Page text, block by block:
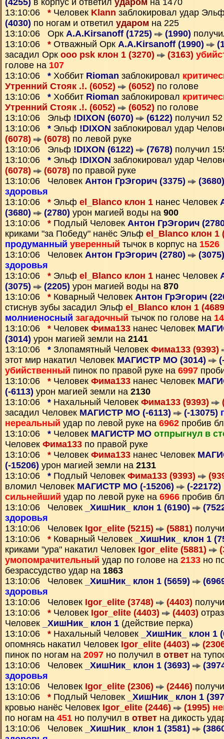
(4255) в корпус и ответил ударом на 1470
13:10:06 * Человек Klann заблокировал удар
(4030) по ногам и ответил ударом на 225
13:10:06 Орк A.A.Kirsanoff (1725) (1990)
13:10:06 * Отважный Орк A.A.Kirsanoff (1990)
засадил Орк ooo psk клон 1 (3270) (3163)
голове на 107
13:10:06 * Хоббит Rioman заблокировал
Утренний Стояк .!. (6052)
(6052) по голове
13:10:06 * Хоббит Rioman заблокировал
Утренний Стояк .!. (6052)
(6052) по голове
13:10:06 Эльф !DIXON (6070) (6122) получил
13:10:06 * Эльф !DIXON заблокировал удар
(6078)
(6078) по левой руке
13:10:06 Эльф !DIXON (6122) (7678) получил
13:10:06 * Эльф !DIXON заблокировал удар
(6078)
(6078) по правой руке
13:10:06 Человек Антон ГрЭгорич (3375)
(3680)
здоровья
13:10:06 * Эльф el_Blanco клон 1 нанес Человек
(3680)
(2780) урон магией воды на 900
13:10:06 * Подлый Человек Антон ГрЭгорич
криками "за Победу" нанёс Эльф el_Blanco клон 1
продуманный уверенный тычок в корпус на 1526
13:10:06 Человек Антон ГрЭгорич (2780)
(3075)
здоровья
13:10:06 * Эльф el_Blanco клон 1 нанес Человек
(3075)
(2205) урон магией воды на 870
13:10:06 * Коварный Человек Антон ГрЭгорич
стиснув зубы засадил Эльф el_Blanco клон 1
молниеносный загадочный тычок по голове на
13:10:06 * Человек Фима133 нанес Человек
(3014) урон магией земли на 2141
13:10:06 * Злопамятный Человек Фима133 (9393)
этот мир накатил Человек МАГИСТР МО (3014)
убийственный пинок по правой руке на 6997
13:10:06 * Человек Фима133 нанес Человек
(-6113) урон магией земли на 2130
13:10:06 * Нахальный Человек Фима133 (9393)
засадил Человек МАГИСТР МО (-6113) (-13075)
нереальный удар по левой руке на 6962 пробив
13:10:06 * Человек МАГИСТР МО отпрыгнул в
Человек Фима133 по правой руке
13:10:06 * Человек Фима133 нанес Человек
(-15206) урон магией земли на 2131
13:10:06 * Подлый Человек Фима133 (9393)
вломил Человек МАГИСТР МО (-15206) (-22172)
сильнейший удар по левой руке на 6966 пробив
13:10:06 Человек
_ХишНик_ клон 1 (6190)
здоровья
13:10:06 Человек Igor_elite (5215) (5881)
13:10:06 * Коварный Человек
_ХишНик_ клон 1
криками "ура" накатил Человек Igor_elite (5881)
умопомрачительный удар по голове на 2133 но
безрассудство удар на 1863
13:10:06 Человек
_ХишНик_ клон 1 (5659)
здоровья
13:10:06 Человек Igor_elite (3748) (4403)
13:10:06 * Человек Igor_elite (4403) (4403)
Человек
_ХишНик_ клон 1 (действие перка)
13:10:06 * Нахальный Человек
_ХишНик_ клон 1
опомнясь накатил Человек Igor_elite (4403)
пинок по ногам на 2097 но получил в ответ на
13:10:06 Человек
_ХишНик_ клон 1 (3693)
здоровья
13:10:06 Человек Igor_elite (2306) (2446)
13:10:06 * Подлый Человек
_ХишНик_ клон 1
кровью нанёс Человек Igor_elite (2446) (1995)
по ногам на 451 но получил в ответ на дикость
13:10:06 Человек
_ХишНик_ клон 1 (3581)